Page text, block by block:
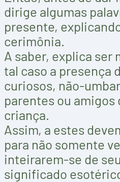
dirige algumas
presente,
cerimônia.
A saber, explica ser
tal caso a presença
curiosos, não-
parentes ou amigos
criança.
Assim, a estes
para não somente
inteirarem-se de
significado